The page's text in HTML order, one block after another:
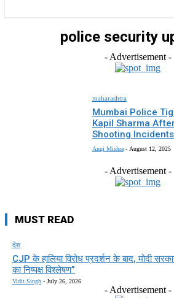
police security
- Advertisement -
maharashtra
Mumbai Police
Kapil Sharma
Shooting
Anuj Mishra - August 12, 2025
- Advertisement -
MUST READ
देश
CJP के हालिया विरोध प्रदर्शन के बाद, मोदी
का निष्पक्ष विश्लेषण”
Vidit Singh - July 26, 2026
- Advertisement -